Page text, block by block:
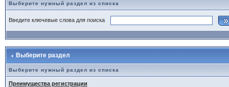
Выберите нужный раздел из списка
Введите ключевые слова для поиска
Выберите раздел
Выберите нужный раздел из списка
Преимущества регистрации